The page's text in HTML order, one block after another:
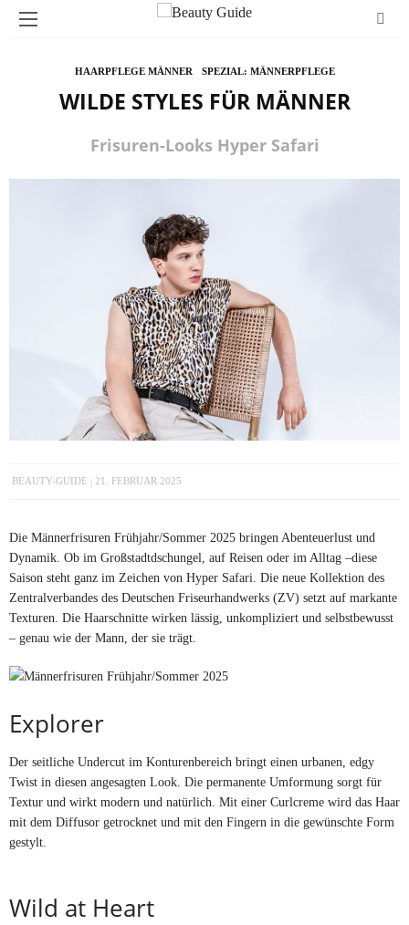
HAARPFLEGE MÄNNER SPEZIAL: MÄNNERPFLEGE
WILDE STYLES FÜR MÄNNER
Frisuren-Looks Hyper Safari
BEAUTY-GUIDE 21. FEBRUAR 2025
Die Männerfrisuren Frühjahr/Sommer 2025 bringen Abenteuerlust und
Dynamik. Ob im Großstadtdschungel, auf Reisen oder im Alltag –diese
Saison steht ganz im Zeichen von Hyper Safari. Die neue Kollektion des
Zentralverbandes des Deutschen Friseurhandwerks (ZV) setzt auf markante
Texturen. Die Haarschnitte wirken lässig, unkompliziert und selbstbewusst
– genau wie der Mann, der sie trägt.
Explorer
Der seitliche Undercut im Konturenbereich bringt einen urbanen, edgy
Twist in diesen angesagten Look. Die permanente Umformung sorgt für
Textur und wirkt modern und natürlich. Mit einer Curlcreme wird das Haar
mit dem Diffusor getrocknet und mit den Fingern in die gewünschte Form
gestylt.
Wild at Heart